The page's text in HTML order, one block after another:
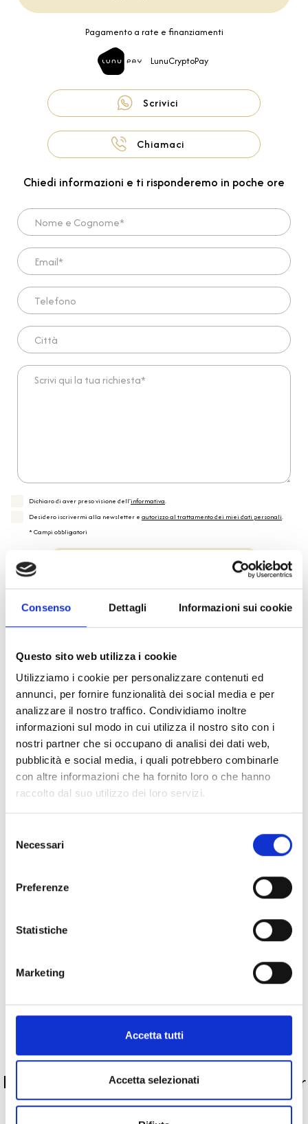
Consenso Dettagli Informazioni sui cookie
Questo sito web utilizza i cookie
Utilizziamo i cookie per personalizzare contenuti ed
annunci, per fornire funzionalità dei social media e per
analizzare il nostro traffico. Condividiamo inoltre
informazioni sul modo in cui utilizza il nostro sito con i
nostri partner che si occupano di analisi dei dati web,
pubblicità e social media, i quali potrebbero combinarle
con altre informazioni che ha fornito loro o che hanno
raccolto dal suo utilizzo dei loro servizi.
delNecessari
Preferenze
Statistiche
Marketing
Accetta tutti
Accetta selezionati
Pagamento a rate e finanziamenti
LunuCryptoPay
Scrivici
Chiamaci
Chiedi informazioni e ti risponderemo in poche ore
Nome e Cognome*
Email*
Telefono
Città
Scrivi qui la tua richiesta*
Dichiaro di aver preso visione dell'informativa.
Desidero iscrivermi alla newsletter e autorizzo al trattamento dei miei dati personali.
* Campi obbligatori
Reso facile e veloce
Spedizione Gratuita
Specifiche Tecniche
Collezione
Per
Metalli
Pietre preziose
PRODOTTI SIMILI
La nostra selezione di prodotti scelti per
te